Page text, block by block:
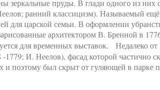
зеркальные пруды. В глади одного из них
ранний классицизм). Называемый
для царской семьи. В оформлении
архитектором В. Бренной в
для временных выставок. Недалеко
И. Неелов), фасад которой частично
и поэтому был скрыт от гуляющей в парке